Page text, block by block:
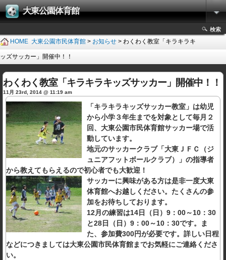
大東公園体育館
検索
HOME 大東公園市民体育館 > お知らせ > わくわく教室「キラキラキ
ッズサッカー」開催中！！
わくわく教室「キラキラキッズサッカー」開催中！！
11月 23rd, 2014 @ 11:19 am
「キラキラキッズサッカー教室」は幼児
から小学３年生までを対象として毎月２
回、大東公園市民体育館サッカー場で活
動しています。
地元のサッカークラブ「大東ＪＦＣ（ジ
ュニアフットボールクラブ）」の指導者
から教えてもらえるので初心者でも大歓迎！
サッカーに興味がある方は是非一度大東
体育館へお越しください。たくさんの参
加をお待ちしております。
12月の練習は14日（日）9：00～10：30
と28日（日）9：00～10：30です。ま
た、参加費300円が必要です。詳しい日程
などにつきましては大東公園市民体育館までお気軽にご連絡くださ
い。